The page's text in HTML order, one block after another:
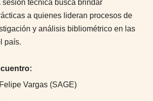
sesión técnica busca brindar
a quienes lideran procesos de
y análisis bibliométrico en las
país.
Felipe Vargas (SAGE)